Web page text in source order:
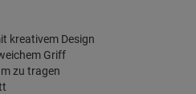
kreativem Design
Griff
zu tragen